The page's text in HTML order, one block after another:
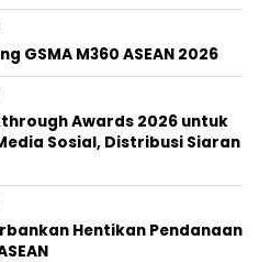
GSMA M360 ASEAN 2026
Awards 2026 untuk
Sosial, Distribusi Siaran
Hentikan Pendanaan